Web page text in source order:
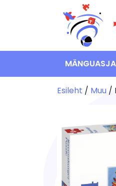
Esileht / Muu /